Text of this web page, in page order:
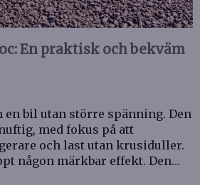
En praktisk och bekväm
en bil utan större spänning. Den
med fokus på att
och last utan krusiduller.
någon märkbar effekt. Den…